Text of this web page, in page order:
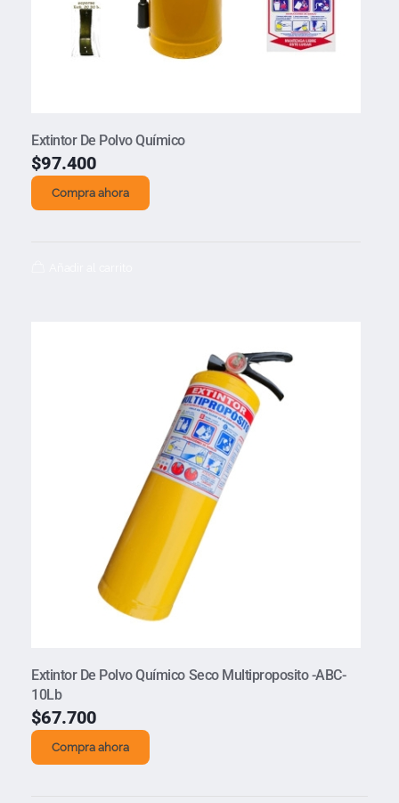
Extintor De Polvo Químico
$97.400
Compra ahora
Extintor De Polvo Químico Seco Multiproposito -ABC-
10Lb
$67.700
Compra ahora